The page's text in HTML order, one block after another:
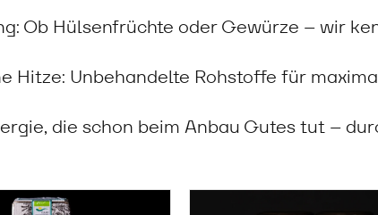
Ob Hülsenfrüchte oder Gewürze – wir
Hitze: Unbehandelte Rohstoffe für
die schon beim Anbau Gutes tut –